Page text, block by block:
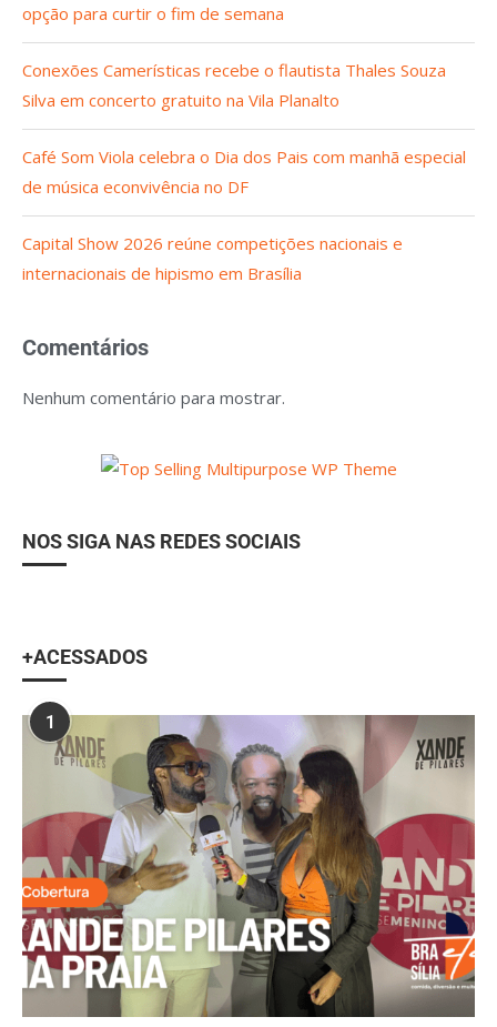
opção para curtir o fim de semana
Conexões Camerísticas recebe o flautista Thales Souza
Silva em concerto gratuito na Vila Planalto
Café Som Viola celebra o Dia dos Pais com manhã especial
de música econvivência no DF
Capital Show 2026 reúne competições nacionais e
internacionais de hipismo em Brasília
Comentários
Nenhum comentário para mostrar.
NOS SIGA NAS REDES SOCIAIS
+ACESSADOS
1